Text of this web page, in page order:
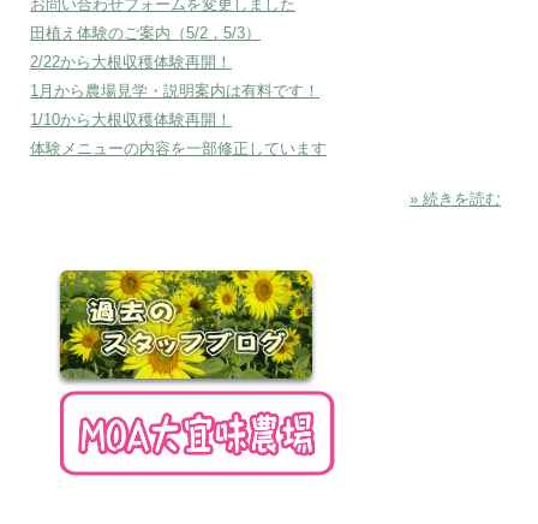
お問い合わせフォームを変更しました
田植え体験のご案内（5/2，5/3）
2/22から大根収穫体験再開！
1月から農場見学・説明案内は有料です！
1/10から大根収穫体験再開！
体験メニューの内容を一部修正しています
» 続きを読む